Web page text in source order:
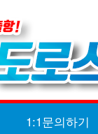
1:1문의하기